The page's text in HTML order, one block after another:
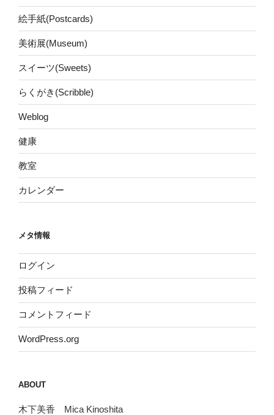
絵手紙(Postcards)
美術展(Museum)
スイーツ(Sweets)
らくがき(Scribble)
Weblog
健康
教室
カレンダー
メタ情報
ログイン
投稿フィード
コメントフィード
WordPress.org
ABOUT
木下美香 Mica Kinoshita